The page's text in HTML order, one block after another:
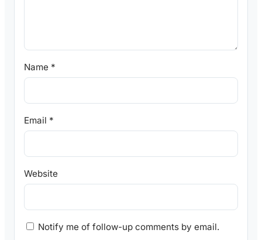
Name *
Email *
Website
Notify me of follow-up comments by email.